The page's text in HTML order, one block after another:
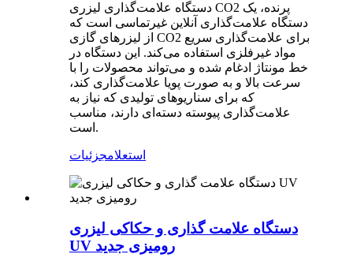
دستگاه علامت‌گذاری لیزری CO2 پرنده، یک
دستگاه علامت‌گذاری آنلاین غیرتماسی است که
از لیزرهای گازی CO2 برای علامت‌گذاری سریع
مواد غیرفلزی استفاده می‌کند. این دستگاه در
خط مونتاژ ادغام شده و می‌تواند محصولات را با
سرعت بالا و به صورت پویا علامت‌گذاری کند،
که برای سناریوهای تولیدی که نیاز به
علامت‌گذاری پیوسته دسته‌ای دارند، مناسب
است.
استعلامجزئیات
دستگاه علامت گذاری و حکاکی لیزری
UV رومیزی جدید